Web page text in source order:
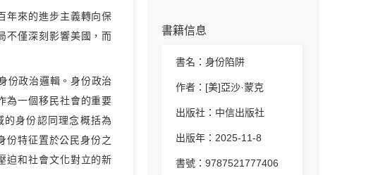
年來的進步主義轉向保
不僅深刻影響美國，而
份政治邏輯。身份政治
為一個移民社會的重要
身份認同理念概括為
份特征置於公民身份之
迫和社會文化對立的新
書籍信息
書名：身份陷阱
作者：[美]亞沙·蒙克
出版社：中信出版社
出版年：2025-11-8
書號：9787521777406